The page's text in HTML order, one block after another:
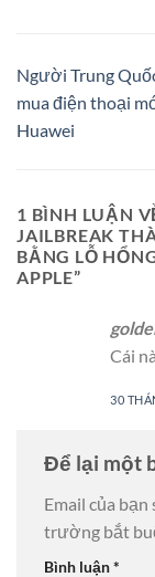
Người Trung
mua điện thoại
Huawei
1 BÌNH LUẬN
JAILBREAK
BẰNG LỖ
APPLE”
Cái
30
Để lại một
Email của
trường bắt
Bình luận*